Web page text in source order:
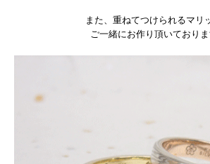
また、重ねてつけられるマリ
ご一緒にお作り頂いており